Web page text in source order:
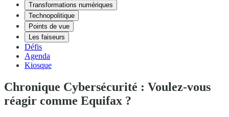
Transformations numériques
Technopolitique
Points de vue
Les faiseurs
Défis
Agenda
Kiosque
Chronique Cybersécurité : Voulez-vous
réagir comme Equifax ?